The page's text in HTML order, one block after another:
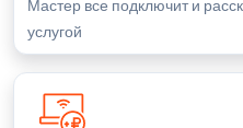
Мастер все подключит и
услугой